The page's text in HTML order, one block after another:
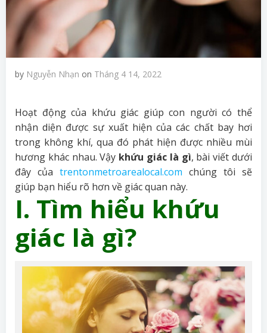
by Nguyễn Nhạn on Tháng 4 14, 2022
Hoạt động của khứu giác giúp con người có thể
nhận diện được sự xuất hiện của các chất bay hơi
trong không khí, qua đó phát hiện được nhiều mùi
hương khác nhau. Vậy khứu giác là gì, bài viết dưới
đây của trentonmetroarealocal.com chúng tôi sẽ
giúp bạn hiểu rõ hơn về giác quan này.
I. Tìm hiểu khứu
giác là gì?